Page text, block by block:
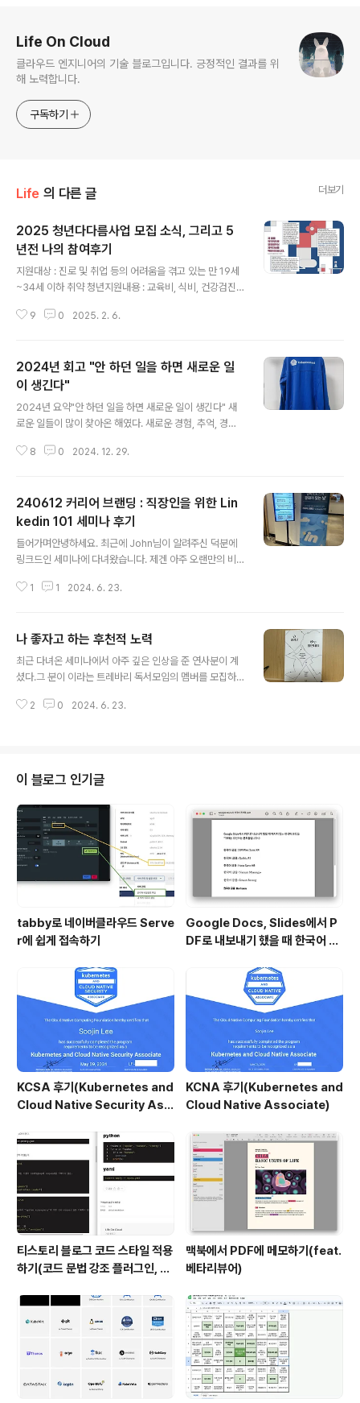
Life On Cloud
클라우드 엔지니어의 기술 블로그입니다. 긍정적인 결과를 위
해 노력합니다.
구독하기
Life 의 다른 글 더보기
2025 청년다다름사업 모집 소식, 그리고 5
년전 나의 참여후기
지원대상 : 진로 및 취업 등의 어려움을 겪고 있는 만 19세
~34세 이하 취약 청년지원내용 : 교육비, 식비, 건강검진
로그 포스팅 : https://blog.naver.com/youthhopefo
Guide.do '청년다다름사업'은 청년재단에서 도움이 필
요한 청년들 대상으로 지원하는 사업입니다.2019년부터
매해 진행하고 있으며, 저는 5년전 취준생일 때 청년다다
름사업의 전신인 '청년맞춤형지원사업'에 2020년에 참여
했었습니다 :) 일년동안 교육비, 식비, 건강검진, 애로사항
지원 등 많은..
9 0 2025. 2. 6.
2024년 회고 "안 하던 일을 하면 새로운 일
이 생긴다"
2024년 요약"안 하던 일을 하면 새로운 일이 생긴다" 새
로운 일들이 많이 찾아온 해였다. 새로운 경험, 추억, 경력
다. 공적으로는 내가 하는 업무가 넓고 무거워졌고, 사적으
에 우주인자켓에 미쳐서 달리다가, 달성하자마자 풀어져서
하반기부터 그냥 일만 한 것 같다. 항상 느끼는 거지만 바쁘
다는 것에 도취되면 안되는 것 같다.. 언제나 부지런히 공부
하고 성취하는 IT지인들을 보며 습관적으로 기죽고, 또 습
이 없고 어두운 성격일 것 같다. 그래도 도전하면 아주 조금
8 0 2024. 12. 29.
240612 커리어 브랜딩 : 직장인을 위한 Lin
kedin 101 세미나 후기
들어가며안녕하세요. 최근에 John님이 알려주신 덕분에
링크드인 세미나에 다녀왔습니다. 제겐 아주 오랜만의 비I
정리해봅니다. LinkedIn이란? LinkedIn은 커리어 기반
고, 페이스북에 근황, 인스타에 사진을 올리는 것처럼 링크
드인에서는 업무 이야기를 주고받으며 네트워킹합니다.커
리어 기반 서비스이기 때문에, 기업은 채용공고를 올리고,
끼리 메시지를 주고받으며 커피챗도 활발히 진행하는 플랫
1 1 2024. 6. 23.
나 좋자고 하는 후천적 노력
최근 다녀온 세미나에서 아주 깊은 인상을 준 연사분이 계
셨다.그 분이 이라는 트레바리 독서모임의 멤버를 모집하
독후감.첫번째 모임 책 제목은 다. 나 좋자고 하는 일인데
서 일과 진로를 고민하는 2030을www.yes24.com -
-- 어릴 때는 무심결에 싫어했고, 회사에서 주니어 생활
을 하는 지금은 마음 속으로 거리를 두는 사람들이 있다. 바
로 불평만 하는 사람, 그리고 자기연민에 빠진 사람들이
다. 반대로 호감이 가다못해 경이로움을 사람들은 '그럼에
도 불구하고' 좋은 점을 발견하..
2 0 2024. 6. 23.
이 블로그 인기글
tabby로 네이버클라우드 Serve
r에 쉽게 접속하기
Google Docs, Slides에서 P
DF로 내보내기 했을 때 한국어 글
KCSA 후기(Kubernetes and
Cloud Native Security Ass
KCNA 후기(Kubernetes and
Cloud Native Associate)
티스토리 블로그 코드 스타일 적용
하기(코드 문법 강조 플러그인, hi
맥북에서 PDF에 메모하기(feat.
베타리뷰어)